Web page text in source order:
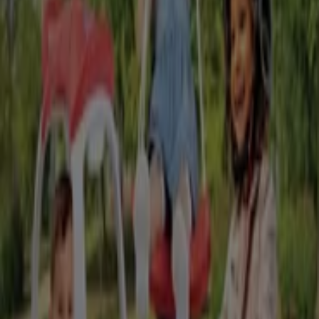
Elbenwald in Bochum — Filialen, Telefonnummern und
Öffnungszeiten
Andere Prospekte von Spielzeug
und Baby in Bochum
Rofu Kinderland
KW32 Schule Prospekt
Läuft am 16.8. ab Bochum